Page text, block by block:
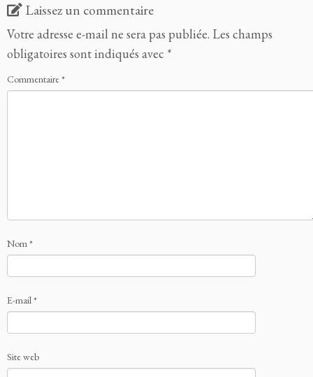
Laissez un commentaire
Votre adresse e-mail ne sera pas publiée. Les champs
obligatoires sont indiqués avec *
Commentaire*
Nom*
E-mail*
Site web